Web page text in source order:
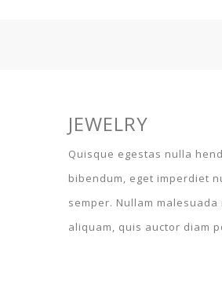
JEWELRY
Quisque egestas nulla
bibendum, eget imperdiet
semper. Nullam malesuada
aliquam, quis auctor diam